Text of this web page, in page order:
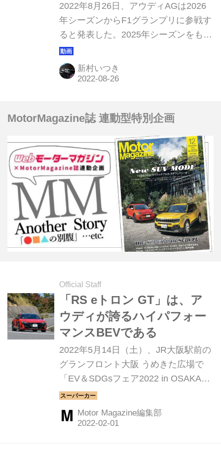
ポルシェとレッドブルによ
るタッグも注目ポイント
2022年8月26日、アウディAGは2026
年シーズンからF1グランプリに参戦す
ると発表した。2025年シーズンをもっ
て現行のパワーユニットレギュレーシ
ョンが改定されることから、かねてよ
り参戦の噂はあった。それがベルギー
見で、いよいよ正式に「決意表明」さ
新村いつき
MotorMagazine誌 連動型特別企画
Official Staff
「RS eトロン GT」は、ア
ウディが誇るハイパフォー
マンスBEVである
2022年5月14日（土）、JR大阪駅前の
グランフロント大阪 うめきた広場で
「EV＆SDGsフェア2022 in OSAKA」
が開催される。このイベント会場に登
場する車両を解説するコーナー、今回
はアウディの「RS eトロン GT」をご
Motor Magazine編集部